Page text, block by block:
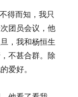
得而知，我只
团员会议，他
，我和杨恒生
不甚合群。除
爱好。